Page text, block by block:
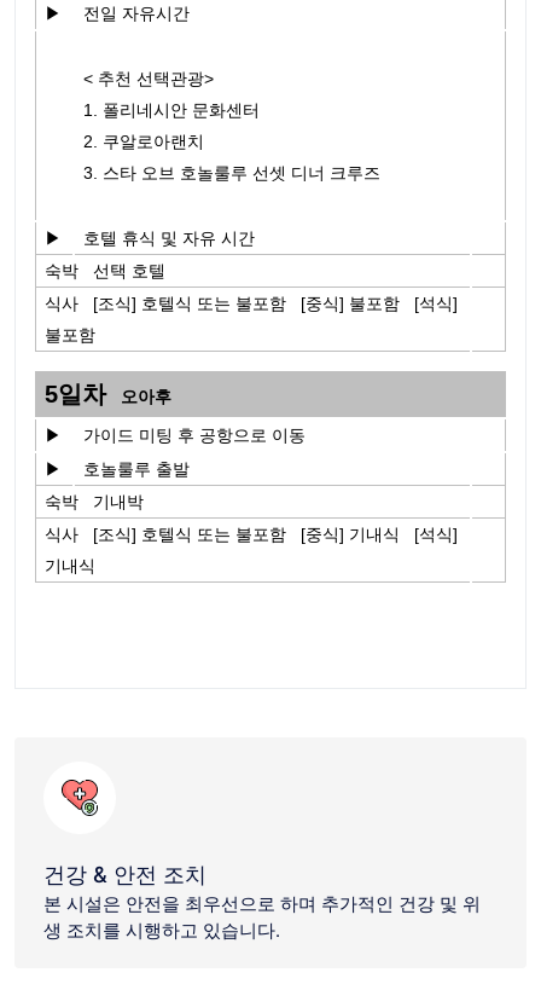
▶ 전일 자유시간
< 추천 선택관광>
1. 폴리네시안 문화센터
2. 쿠알로아랜치
3. 스타 오브 호놀룰루 선셋 디너 크루즈
▶
호텔 휴식 및 자유 시간
숙박 선택 호텔
식사 [조식] 호텔식 또는 불포함 [중식] 불포함 [석식]
불포함
5일차오아후
▶
가이드 미팅 후 공항으로 이동
▶
호놀룰루 출발
숙박 기내박
식사 [조식] 호텔식 또는 불포함 [중식] 기내식 [석식]
기내식
건강 & 안전 조치
본 시설은 안전을 최우선으로 하며 추가적인 건강 및 위
생 조치를 시행하고 있습니다.